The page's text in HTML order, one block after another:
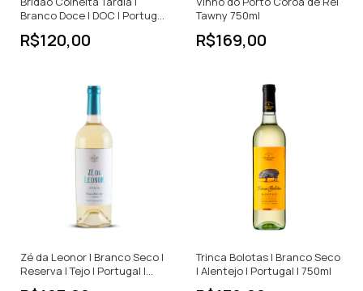
Branco Doce | DOC | Portugal
| 500ml
R$120,00
Tawny 750ml
R$169,00
Zé da Leonor | Branco Seco |
Reserva | Tejo | Portugal |
Trinca Bolotas | Branco Seco
| Alentejo | Portugal | 750ml